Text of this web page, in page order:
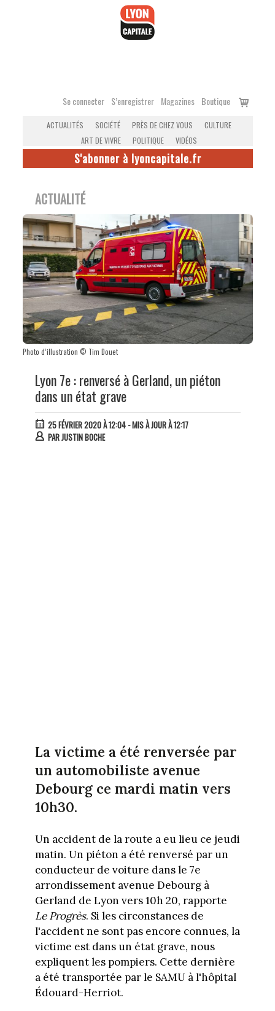
Se connecter S’enregistrer Magazines Boutique
Voir
ACTUALITÉS SOCIÉTÉ PRÈS DE CHEZ VOUS
CULTURE
ART DE VIVRE
POLITIQUE VIDÉOS
S'abonner à lyoncapitale.fr
ACTUALITÉ
Photo d’illustration © Tim Douet
Lyon 7e : renversé à Gerland, un piéton
dans un état grave
25 FÉVRIER 2020 À 12:04- MIS À JOUR À 12:17
PARJUSTIN BOCHE
La victime a été renversée par
un automobiliste avenue
Debourg ce mardi matin vers
10h30.
Un accident de la route a eu lieu ce jeudi
matin. Un piéton a été renversé par un
conducteur de voiture dans le 7e
arrondissement avenue Debourg à
Gerland de Lyon vers 10h 20, rapporte
Le Progrès. Si les circonstances de
l'accident ne sont pas encore connues, la
victime est dans un état grave, nous
expliquent les pompiers. Cette dernière
a été transportée par le SAMU à l'hôpital
Édouard-Herriot.